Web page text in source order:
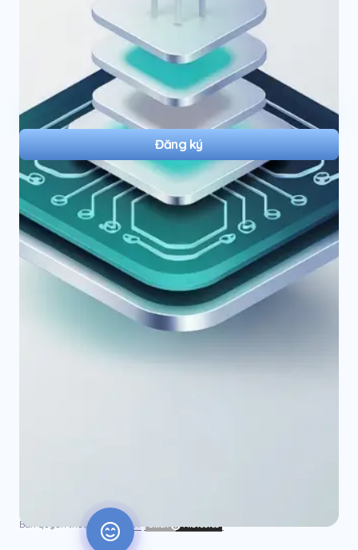
Đăng ký nhận bản tin
Đăng ký bản tin email để nhận những bài viết mới nhất
trực tiếp trong hộp thư của bạn.
Đăng ký
Cảm hứng mỗi ngày, nói không với spam ✨
Bản quyền thuộc vềTechNT